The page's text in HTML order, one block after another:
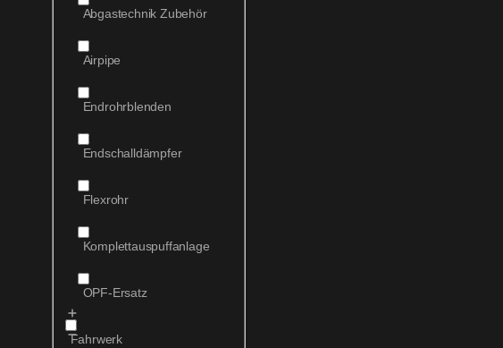
Abgastechnik Zubehör
Airpipe
Endrohrblenden
Endschalldämpfer
Flexrohr
Komplettauspuffanlage
OPF-Ersatz
Fahrwerk